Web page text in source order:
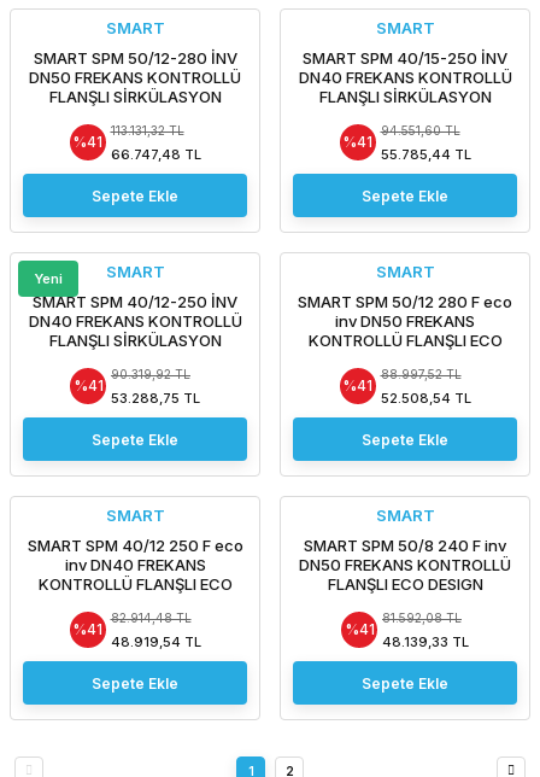
SMART
SMART SPM 50/12-280 İNV
DN50 FREKANS KONTROLLÜ
FLANŞLI SİRKÜLASYON
%41
113.131,32 TL
66.747,48 TL
Sepete Ekle
SMART
SMART SPM 40/15-250 İNV
DN40 FREKANS KONTROLLÜ
FLANŞLI SİRKÜLASYON
%41
94.551,60 TL
55.785,44 TL
Sepete Ekle
Yeni
SMART
SMART SPM 40/12-250 İNV
DN40 FREKANS KONTROLLÜ
FLANŞLI SİRKÜLASYON
%41
90.319,92 TL
53.288,75 TL
Sepete Ekle
SMART
SMART SPM 50/12 280 F eco
inv DN50 FREKANS
KONTROLLÜ FLANŞLI ECO
POMPASI
%41
88.997,52 TL
52.508,54 TL
Sepete Ekle
SMART
SMART SPM 40/12 250 F eco
inv DN40 FREKANS
KONTROLLÜ FLANŞLI ECO
POMPASI
%41
82.914,48 TL
48.919,54 TL
Sepete Ekle
SMART
SMART SPM 50/8 240 F inv
DN50 FREKANS KONTROLLÜ
FLANŞLI ECO DESIGN
%41
81.592,08 TL
48.139,33 TL
Sepete Ekle
1 2